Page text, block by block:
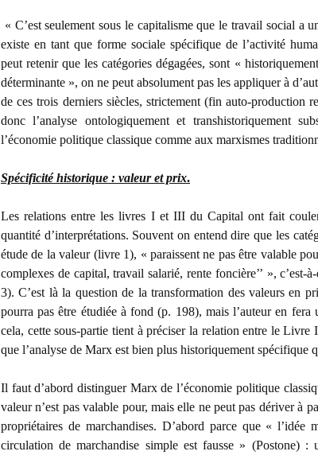
« C’est seulement sous le capitalisme que le travail social a
existe en tant que forme sociale spécifique de l’activité
peut retenir que les catégories dégagées, sont «
déterminante », on ne peut absolument pas les appliquer à
de ces trois derniers siècles, strictement (fin auto-production
donc l’analyse ontologiquement et transhistoriquement
l’économie politique classique comme aux marxismes
Spécificité historique : valeur et prix.
Les relations entre les livres I et III du Capital ont fait
quantité d’interprétations. Souvent on entend dire que les
étude de la valeur (livre 1), « paraissent ne pas être valable
complexes de capital, travail salarié, rente foncière’’ »,
3). C’est là la question de la transformation des valeurs en
pourra pas être étudiée à fond (p. 198), mais l’auteur en
cela, cette sous-partie tient à préciser la relation entre le
que l’analyse de Marx est bien plus historiquement spécifique
Il faut d’abord distinguer Marx de l’économie politique
valeur n’est pas valable pour, mais elle ne peut pas dériver à
propriétaires de marchandises. D’abord parce que « l’idée
circulation de marchandise simple est fausse » (Postone) :